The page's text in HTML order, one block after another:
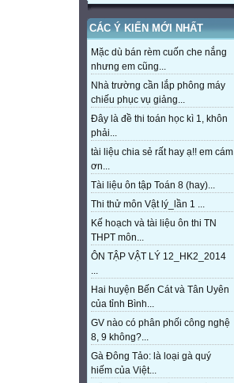
CÁC Ý KIẾN MỚI NHẤT
Mặc dù bán rèm cuốn che nắng
nhưng em cũng...
Nhà trường cần lắp phông máy
chiếu phục vụ giảng...
Đây là đề thi toán học kì 1, khôn
phải...
tài liệu chia sẻ rất hay ạ!! em cám
ơn...
Tài liệu ôn tập Toán 8 (hay)...
Thi thử môn Vật lý_lần 1 ...
Kế hoạch và tài liệu ôn thi TN
THPT môn...
ÔN TẬP VẬT LÝ 12_HK2_2014
...
Hai huyện Bến Cát và Tân Uyên
của tỉnh Bình...
GV nào có phân phối công nghệ
8, 9 không?...
Gà Đông Tảo: là loại gà quý
hiếm của Việt...